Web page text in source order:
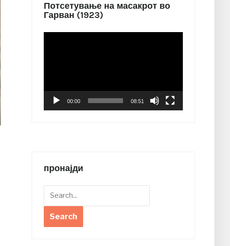
Потсетување на масакрот во
Гарван (1923)
00:00 08:51
пронајди